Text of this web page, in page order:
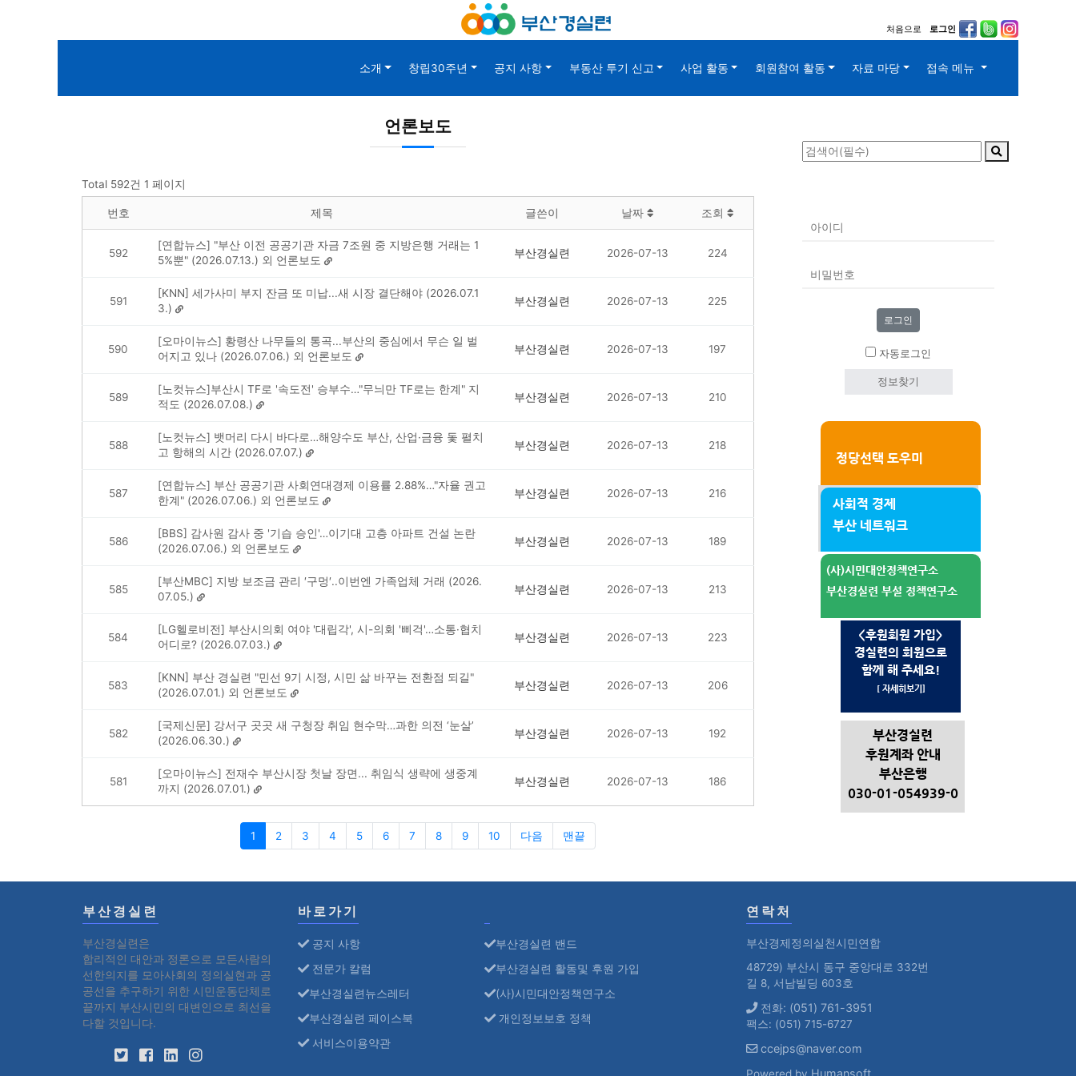
처음으로 로그인
소개 창립30주년 공지 사항 부동산 투기 신고 사업 활동 회원참여 활동 자료 마당 접속 메뉴
자동로그인
정보찾기
정당선택 도우미
사회적 경제
부산 네트워크
(사)시민대안정책연구소
부산경실련 부설 정책연구소
<후원회원 가입>
경실련의 회원으로
함께 해 주세요!
[ 자세히보기]
부산경실련
후원계좌 안내
부산은행
030-01-054939-0
언론보도
Total 592건 1 페이지
번호 제목 글쓴이 날짜 조회
592
[연합뉴스] "부산 이전 공공기관 자금 7조원 중 지방은행 거래는 1
5%뿐" (2026.07.13.) 외 언론보도
부산경실련 2026-07-13 224
591
[KNN] 세가사미 부지 잔금 또 미납...새 시장 결단해야 (2026.07.1
3.)
부산경실련 2026-07-13 225
590
[오마이뉴스] 황령산 나무들의 통곡...부산의 중심에서 무슨 일 벌
어지고 있나 (2026.07.06.) 외 언론보도
부산경실련 2026-07-13 197
589
[노컷뉴스]부산시 TF로 '속도전' 승부수…"무늬만 TF로는 한계" 지
적도 (2026.07.08.)
부산경실련 2026-07-13 210
588
[노컷뉴스] 뱃머리 다시 바다로…해양수도 부산, 산업·금융 돛 펼치
고 항해의 시간 (2026.07.07.)
부산경실련 2026-07-13 218
587
[연합뉴스] 부산 공공기관 사회연대경제 이용률 2.88%…"자율 권고
한계" (2026.07.06.) 외 언론보도
부산경실련 2026-07-13 216
586
[BBS] 감사원 감사 중 '기습 승인'…이기대 고층 아파트 건설 논란
(2026.07.06.) 외 언론보도
부산경실련 2026-07-13 189
585
[부산MBC] 지방 보조금 관리 ′구멍′..이번엔 가족업체 거래 (2026.
07.05.)
부산경실련 2026-07-13 213
584
[LG헬로비전] 부산시의회 여야 '대립각', 시-의회 '삐걱'…소통·협치
어디로? (2026.07.03.)
부산경실련 2026-07-13 223
583
[KNN] 부산 경실련 "민선 9기 시정, 시민 삶 바꾸는 전환점 되길"
(2026.07.01.) 외 언론보도
부산경실련 2026-07-13 206
582
[국제신문] 강서구 곳곳 새 구청장 취임 현수막…과한 의전 ‘눈살’
(2026.06.30.)
부산경실련 2026-07-13 192
581
[오마이뉴스] 전재수 부산시장 첫날 장면... 취임식 생략에 생중계
까지 (2026.07.01.)
부산경실련 2026-07-13 186
1 2 3 4 5 6 7 8 9 10 다음 맨끝
부산경실련
부산경실련은
합리적인 대안과 정론으로 모든사람의
선한의지를 모아사회의 정의실현과 공
공선을 추구하기 위한 시민운동단체로
끝까지 부산시민의 대변인으로 최선을
다할 것입니다.
바로가기
공지 사항
전문가 칼럼
부산경실련뉴스레터
부산경실련 페이스북
서비스이용약관
부산경실련 밴드
부산경실련 활동및 후원 가입
(사)시민대안정책연구소
개인정보보호 정책
연락처
부산경제정의실천시민연합
48729) 부산시 동구 중앙대로 332번
길 8, 서남빌딩 603호
전화: (051) 761-3951
팩스: (051) 715-6727
ccejps@naver.com
Humansoft